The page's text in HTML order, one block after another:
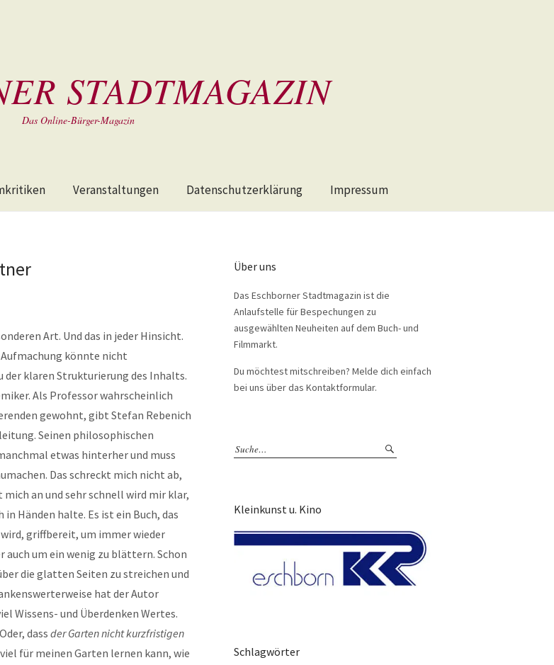
STADTMAGAZIN
Das Online-Bürger-Magazin
Veranstaltungen Datenschutzerklärung Impressum
Art. Und das in jeder Hinsicht.
könnte nicht
der klaren Strukturierung des Inhalts.
Als Professor wahrscheinlich
gewohnt, gibt Stefan Rebenich
Seinen philosophischen
etwas hinterher und muss
Das schreckt mich nicht ab,
an und sehr schnell wird mir klar,
in Händen halte. Es ist ein Buch, das
griffbereit, um immer wieder
auch um ein wenig zu blättern. Schon
die glatten Seiten zu streichen und
hat der Autor
Wissens- und Überdenken Wertes.
Oder, dass der Garten nicht kurzfristigen
für meinen Garten lernen kann, wie
Über uns
Das Eschborner Stadtmagazin ist die
Anlaufstelle für Bespechungen zu
ausgewählten Neuheiten auf dem Buch- und
Filmmarkt.
Du möchtest mitschreiben? Melde dich einfach
bei uns über das Kontaktformular.
Kleinkunst u. Kino
Schlagwörter